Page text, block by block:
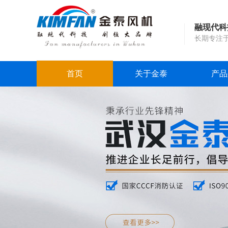
融现代
长期专注
首页 关于金泰 产